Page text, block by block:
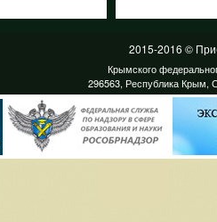
2015-2016 ©
Крымского
296563, Республика Крым,